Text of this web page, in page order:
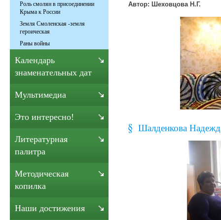
Автор: Шеховцова Н.Г.
Шалденкова
Роль смолян в присоединении
Крыма к России
Земля Смоленская -земля
героическая
Раны войны
Календарь
знаменательных дат
Мультимедиа
Это интересно!
Литературная
палитра
Методическая
копилка
Наши достижения